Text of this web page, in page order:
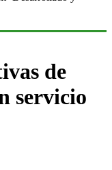
de
servicio